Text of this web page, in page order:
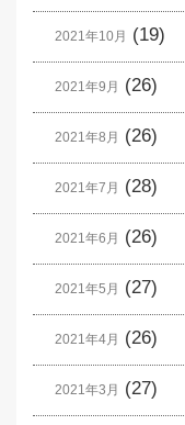
2021年10月 (19)
2021年9月 (26)
2021年8月 (26)
2021年7月 (28)
2021年6月 (26)
2021年5月 (27)
2021年4月 (26)
2021年3月 (27)